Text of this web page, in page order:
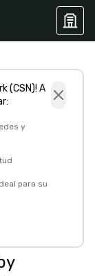
(CSN)! A
y
para su